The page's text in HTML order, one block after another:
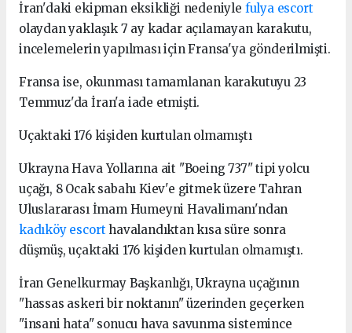
İran'daki ekipman eksikliği nedeniyle fulya escort
olaydan yaklaşık 7 ay kadar açılamayan karakutu,
incelemelerin yapılması için Fransa'ya gönderilmişti.
Fransa ise, okunması tamamlanan karakutuyu 23
Temmuz'da İran'a iade etmişti.
Uçaktaki 176 kişiden kurtulan olmamıştı
Ukrayna Hava Yollarına ait "Boeing 737" tipi yolcu
uçağı, 8 Ocak sabahı Kiev'e gitmek üzere Tahran
Uluslararası İmam Humeyni Havalimanı'ndan
kadıköy escort havalandıktan kısa süre sonra
düşmüş, uçaktaki 176 kişiden kurtulan olmamıştı.
İran Genelkurmay Başkanlığı, Ukrayna uçağının
"hassas askeri bir noktanın" üzerinden geçerken
"insani hata" sonucu hava savunma sistemince